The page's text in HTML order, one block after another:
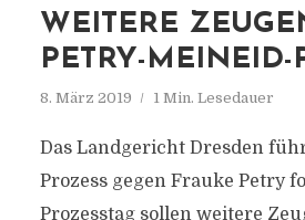
WEITERE
PETRY-MEINEID-
8. März 2019 1 Min. Lesedauer
Das Landgericht Dresden
Prozess gegen Frauke Petry
Prozesstag sollen weitere